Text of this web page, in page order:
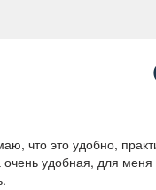
что это удобно,
очень удобная, для